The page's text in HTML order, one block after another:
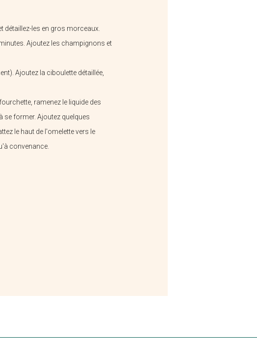
détaillez-les en gros morceaux.
Ajoutez les champignons et
Ajoutez la ciboulette détaillée,
ramenez le liquide des
se former. Ajoutez quelques
le haut de l'omelette vers le
convenance.